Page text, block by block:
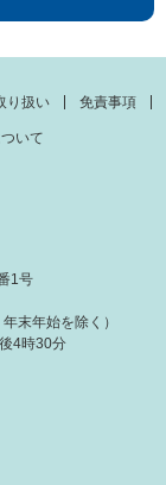
り扱い 免責事項
いて
1号
末年始を除く）
4時30分